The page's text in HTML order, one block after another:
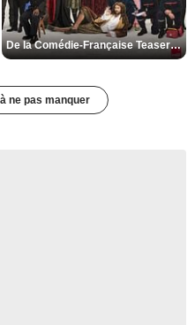
De la Comédie-Française Teaser VF
ne pas manquer